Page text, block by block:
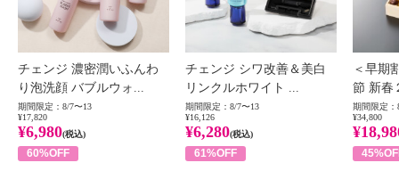
チェンジ 濃密潤いふんわ
り泡洗顔 バブルウォ...
期間限定：8/7〜13
¥17,820
¥6,980(税込)
60%OFF
チェンジ シワ改善＆美白
リンクルホワイト ...
期間限定：8/7〜13
¥16,126
¥6,280(税込)
61%OFF
＜早期
節 新春
期間限定：
¥34,800